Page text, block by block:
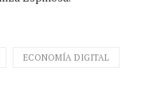
ECONOMÍA DIGITAL